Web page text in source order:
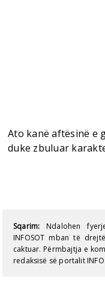
Ato kanë aftësinë e
duke zbuluar
Sqarim: Ndalohen
INFOSOT mban të
caktuar. Përmbajtja e
redaksisë së portalit